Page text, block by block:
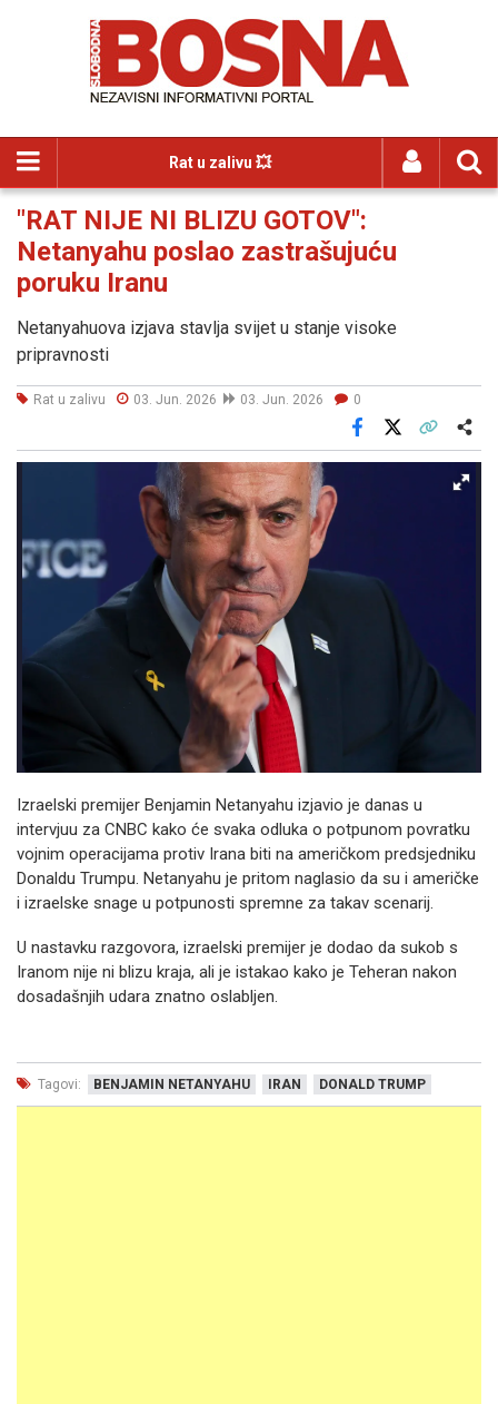
Rat u zalivu 💥
"RAT NIJE NI BLIZU GOTOV":
Netanyahu poslao zastrašujuću
poruku Iranu
Netanyahuova izjava stavlja svijet u stanje visoke
pripravnosti
Rat u zalivu 03. Jun. 2026 03. Jun. 2026 0
Facebook
Izraelski premijer Benjamin Netanyahu izjavio je danas u
intervjuu za CNBC kako će svaka odluka o potpunom povratku
vojnim operacijama protiv Irana biti na američkom predsjedniku
Donaldu Trumpu. Netanyahu je pritom naglasio da su i američke
i izraelske snage u potpunosti spremne za takav scenarij.
U nastavku razgovora, izraelski premijer je dodao da sukob s
Iranom nije ni blizu kraja, ali je istakao kako je Teheran nakon
dosadašnjih udara znatno oslabljen.
Tagovi: BENJAMIN NETANYAHU IRAN DONALD TRUMP